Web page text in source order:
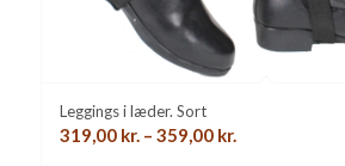
Leggings i læder. Sort
319,00 kr. – 359,00 kr.